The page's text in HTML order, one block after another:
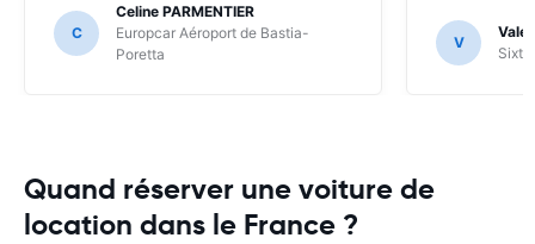
C
Celine PARMENTIER
Europcar Aéroport de Bastia-
Poretta
V
Sixt
Quand réserver une voiture de
location dans le France ?